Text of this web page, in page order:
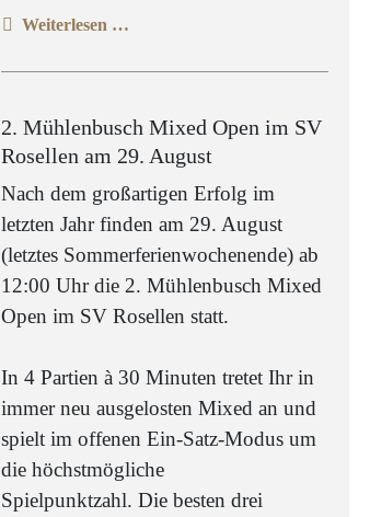
Weiterlesen …
2. Mühlenbusch Mixed Open im SV
Rosellen am 29. August
Nach dem großartigen Erfolg im
letzten Jahr finden am 29. August
(letztes Sommerferienwochenende) ab
12:00 Uhr die 2. Mühlenbusch Mixed
Open im SV Rosellen statt.
In 4 Partien à 30 Minuten tretet Ihr in
immer neu ausgelosten Mixed an und
spielt im offenen Ein-Satz-Modus um
die höchstmögliche
Spielpunktzahl. Die besten drei